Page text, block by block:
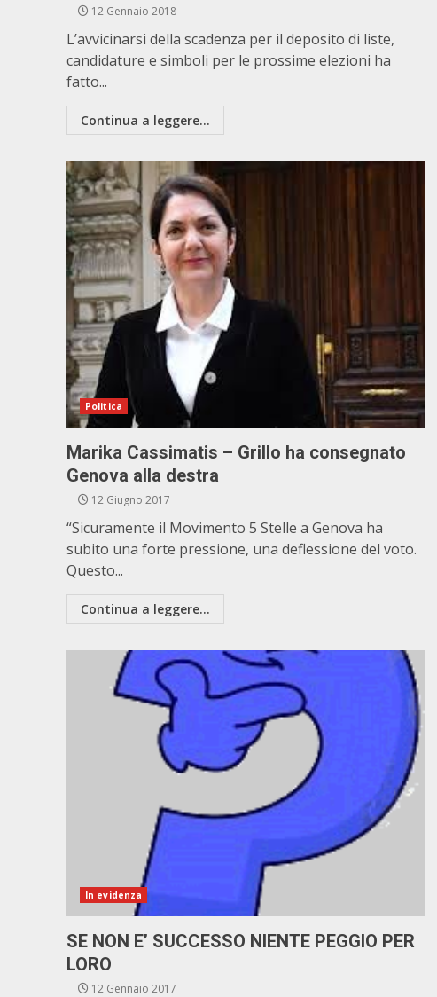
12 Gennaio 2018
L’avvicinarsi della scadenza per il deposito di liste,
candidature e simboli per le prossime elezioni ha
fatto...
Continua a leggere...
Politica
Marika Cassimatis – Grillo ha consegnato
Genova alla destra
12 Giugno 2017
“Sicuramente il Movimento 5 Stelle a Genova ha
subito una forte pressione, una deflessione del voto.
Questo...
Continua a leggere...
In evidenza
SE NON E’ SUCCESSO NIENTE PEGGIO PER
LORO
12 Gennaio 2017